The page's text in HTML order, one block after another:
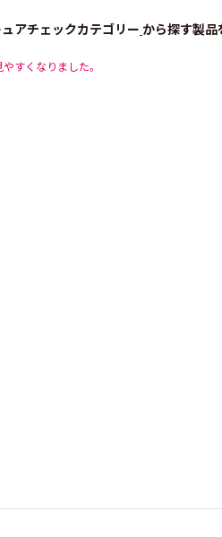
アチェックカテゴリー から探す製品
すくなりました。